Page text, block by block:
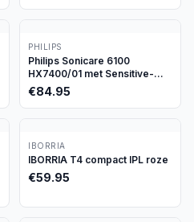
PHILIPS
Philips Sonicare 6100
HX7400/01 met Sensitive-
stand
€84.95
IBORRIA
IBORRIA T4 compact IPL roze
€59.95